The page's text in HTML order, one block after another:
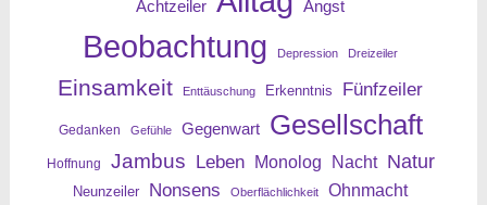
Achtzeiler Angst
Beobachtung Depression Dreizeiler
Einsamkeit Enttäuschung Erkenntnis Fünfzeiler
Gedanken Gefühle Gegenwart Gesellschaft
Hoffnung Jambus Leben Monolog Nacht Natur
Neunzeiler Nonsens Oberflächlichkeit
Ohnmacht